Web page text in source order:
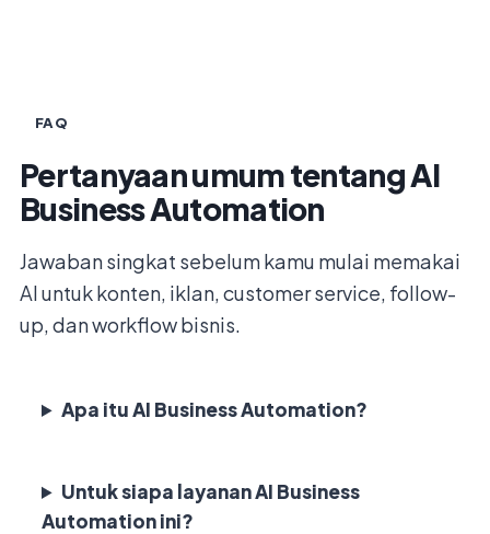
FAQ
Pertanyaan umum tentang AI
Business Automation
Jawaban singkat sebelum kamu mulai memakai
AI untuk konten, iklan, customer service, follow-
up, dan workflow bisnis.
Apa itu AI Business Automation?
Untuk siapa layanan AI Business
Automation ini?